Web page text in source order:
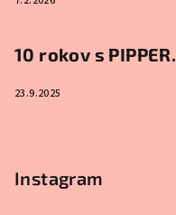
10 rokov s PIPPER.
23.9.2025
Instagram